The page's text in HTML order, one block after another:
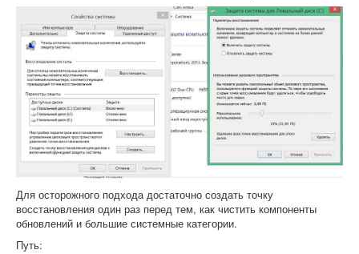
Для осторожного подхода достаточно создать точку
восстановления один раз перед тем, как чистить компоненты
обновлений и большие системные категории.
Путь: